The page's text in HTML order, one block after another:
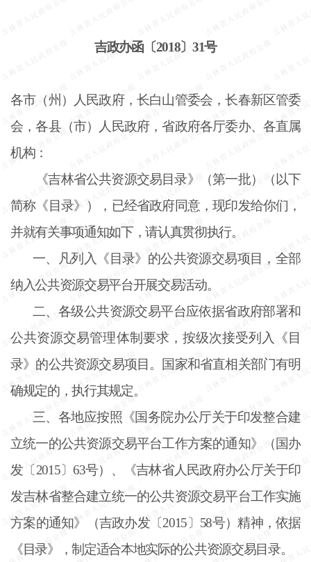
吉政办函〔2018〕31号
各市（州）人民政府，长白山管委会，长春新区管委
会，各县（市）人民政府，省政府各厅委办、各直属
机构：
《吉林省公共资源交易目录》（第一批）（以下
简称《目录》），已经省政府同意，现印发给你们，
并就有关事项通知如下，请认真贯彻执行。
一、凡列入《目录》的公共资源交易项目，全部
纳入公共资源交易平台开展交易活动。
二、各级公共资源交易平台应依据省政府部署和
公共资源交易管理体制要求，按级次接受列入《目
录》的公共资源交易项目。国家和省直相关部门有明
确规定的，执行其规定。
三、各地应按照《国务院办公厅关于印发整合建
立统一的公共资源交易平台工作方案的通知》（国办
发〔2015〕63号）、《吉林省人民政府办公厅关于印
发吉林省整合建立统一的公共资源交易平台工作实施
方案的通知》（吉政办发〔2015〕58号）精神，依据
《目录》，制定适合本地实际的公共资源交易目录。